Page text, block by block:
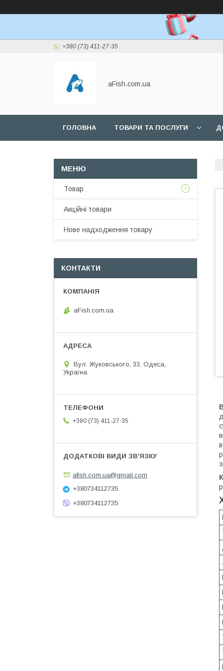
+380 (73) 411-27-35
aFish.com.ua
ГОЛОВНА ТОВАРИ ТА ПОСЛУГИ
Товар
Акційні товари
Нове надходження товару
КОНТАКТИ
aFish.com.ua
Вул. Жуковського, 33, Одеса,
Україна
+380 (73) 411-27-35
afish.com.ua@gmail.com
+380734112735
+380734112735